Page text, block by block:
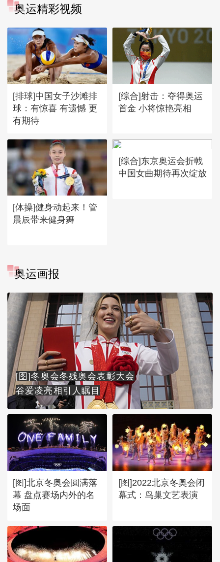
奥运精彩视频
[排球]中国女子沙滩排
球：有惊喜 有遗憾 更
有期待
[综合]射击：夺得奥运
首金 小将惊艳亮相
[体操]健身动起来！管
晨辰带来健身舞
[综合]东京奥运会折戟
中国女曲期待再次绽放
奥运画报
[图]冬奥会冬残奥会表彰大会
谷爱凌亮相引人瞩目
[图]北京冬奥会圆满落
幕 盘点赛场内外的名
场面
[图]2022北京冬奥会闭
幕式：鸟巢文艺表演